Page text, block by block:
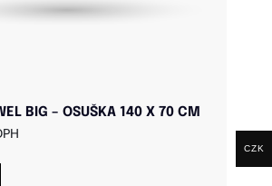
BIG – OSUŠKA 140 X 70 CM
CZK